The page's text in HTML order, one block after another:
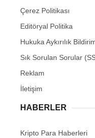
Çerez Politikası
Editöryal Politika
Hukuka Aykırılık
Sık Sorulan Sorular
Reklam
İletişim
HABERLER
Kripto Para Haberleri